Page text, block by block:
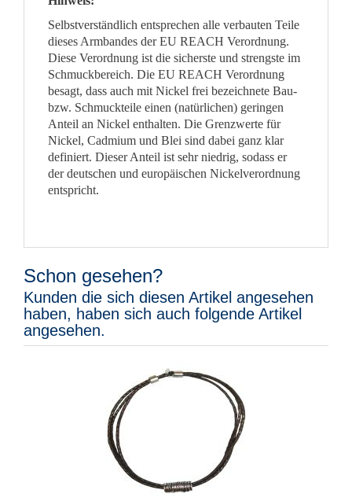
Selbstverständlich entsprechen alle verbauten Teile
dieses Armbandes der EU REACH Verordnung.
Diese Verordnung ist die sicherste und strengste im
Schmuckbereich. Die EU REACH Verordnung
besagt, dass auch mit Nickel frei bezeichnete Bau-
bzw. Schmuckteile einen (natürlichen) geringen
Anteil an Nickel enthalten. Die Grenzwerte für
Nickel, Cadmium und Blei sind dabei ganz klar
definiert. Dieser Anteil ist sehr niedrig, sodass er
der deutschen und europäischen Nickelverordnung
entspricht.
Schon gesehen?
Kunden die sich diesen Artikel angesehen
haben, haben sich auch folgende Artikel
angesehen.